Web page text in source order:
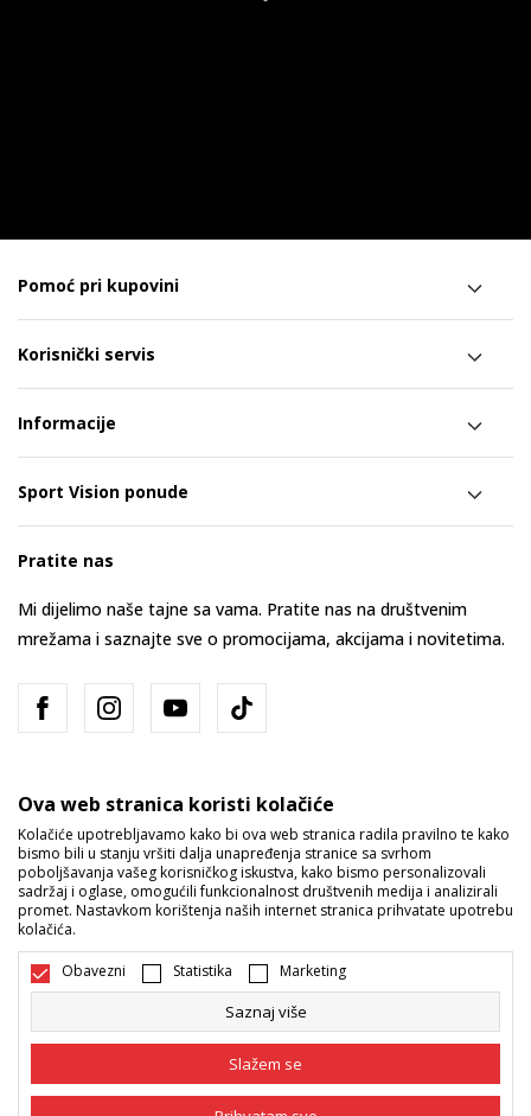
Pomoć pri kupovini
Korisnički servis
Informacije
Sport Vision ponude
Pratite nas
Mi dijelimo naše tajne sa vama. Pratite nas na društvenim
mrežama i saznajte sve o promocijama, akcijama i novitetima.
Bosna i Hercegovina Promijenite
Nastojimo da budemo što precizniji u opisu proizvoda, prikazu slika i
i bez grešaka. Svi artikli prikazani na sajtu su dio naše ponude i ne
podrazumijeva da su dostupni u svakom trenutku. Raspoloživost robe
Ova web stranica koristi kolačiće
Kolačiće upotrebljavamo kako bi ova web stranica radila pravilno te kako
bismo bili u stanju vršiti dalja unapređenja stranice sa svrhom
poboljšavanja vašeg korisničkog iskustva, kako bismo personalizovali
sadržaj i oglase, omogućili funkcionalnost društvenih medija i analizirali
promet. Nastavkom korištenja naših internet stranica prihvatate upotrebu
kolačića.
Obavezni Statistika Marketing
Saznaj više
Slažem se